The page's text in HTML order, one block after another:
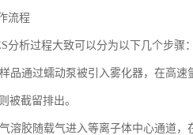
流程
分析过程大致可以分为以下几个步骤：
品通过蠕动泵被引入雾化器，在高
被截留排出。
溶胶随载气进入等离子体中心通道，